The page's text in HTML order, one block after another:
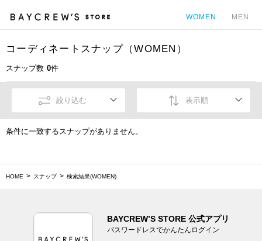
WOMEN MEN
コーディネートスナップ（WOMEN）
スナップ数 0件
絞り込む 表示順
条件に一致するスナップがありません。
HOME スナップ 検索結果(WOMEN)
BAYCREW’S STORE 公式アプリ
パスワードレスでかんたんログイン